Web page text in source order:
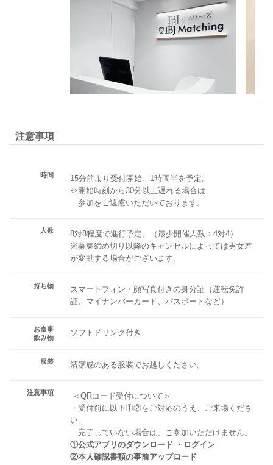
注意事項
時間
15分前より受付開始。1時間半を予定。
※開始時刻から30分以上遅れる場合は
参加をご遠慮いただいております。
人数
8対8程度で進行予定。（最少開催人数：4対4）
※募集締め切り以降のキャンセルによっては男女差
が変動する場合がございます。
持ち物
スマートフォン・顔写真付きの身分証（運転免許
証、マイナンバーカード、パスポートなど）
お食事
飲み物
ソフトドリンク付き
服装 清潔感のある服装でお越しください。
注意事項
＜QRコード受付について＞
・受付前に以下①②をご対応のうえ、ご来場くださ
い。
完了していない場合は、ご参加いただけません。
①公式アプリのダウンロード ・ログイン
②本人確認書類の事前アップロード